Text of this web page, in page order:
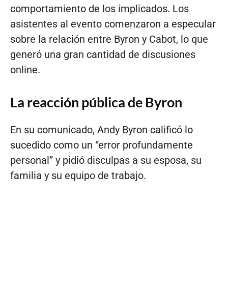
comportamiento de los implicados. Los
asistentes al evento comenzaron a especular
sobre la relación entre Byron y Cabot, lo que
generó una gran cantidad de discusiones
online.
La reacción pública de Byron
En su comunicado, Andy Byron calificó lo
sucedido como un “error profundamente
personal” y pidió disculpas a su esposa, su
familia y su equipo de trabajo.